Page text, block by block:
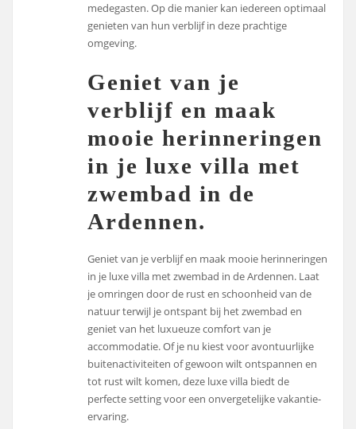
medegasten. Op die manier kan iedereen optimaal
genieten van hun verblijf in deze prachtige
omgeving.
Geniet van je
verblijf en maak
mooie herinneringen
in je luxe villa met
zwembad in de
Ardennen.
Geniet van je verblijf en maak mooie herinneringen
in je luxe villa met zwembad in de Ardennen. Laat
je omringen door de rust en schoonheid van de
natuur terwijl je ontspant bij het zwembad en
geniet van het luxueuze comfort van je
accommodatie. Of je nu kiest voor avontuurlijke
buitenactiviteiten of gewoon wilt ontspannen en
tot rust wilt komen, deze luxe villa biedt de
perfecte setting voor een onvergetelijke vakantie-
ervaring.